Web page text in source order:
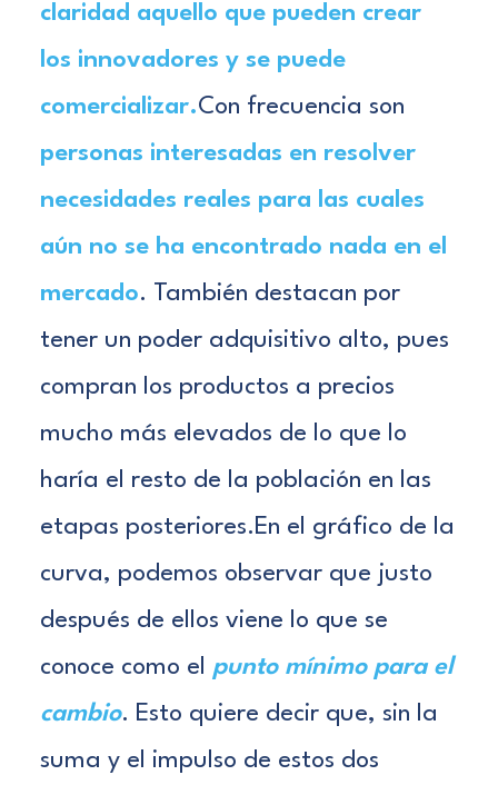
claridad aquello que pueden crear
los innovadores y se puede
comercializar.Con frecuencia son
personas interesadas en resolver
necesidades reales para las cuales
aún no se ha encontrado nada en el
mercado. También destacan por
tener un poder adquisitivo alto, pues
compran los productos a precios
mucho más elevados de lo que lo
haría el resto de la población en las
etapas posteriores. En el gráfico de la
curva, podemos observar que justo
después de ellos viene lo que se
conoce como el punto mínimo para el
cambio. Esto quiere decir que, sin la
suma y el impulso de estos dos